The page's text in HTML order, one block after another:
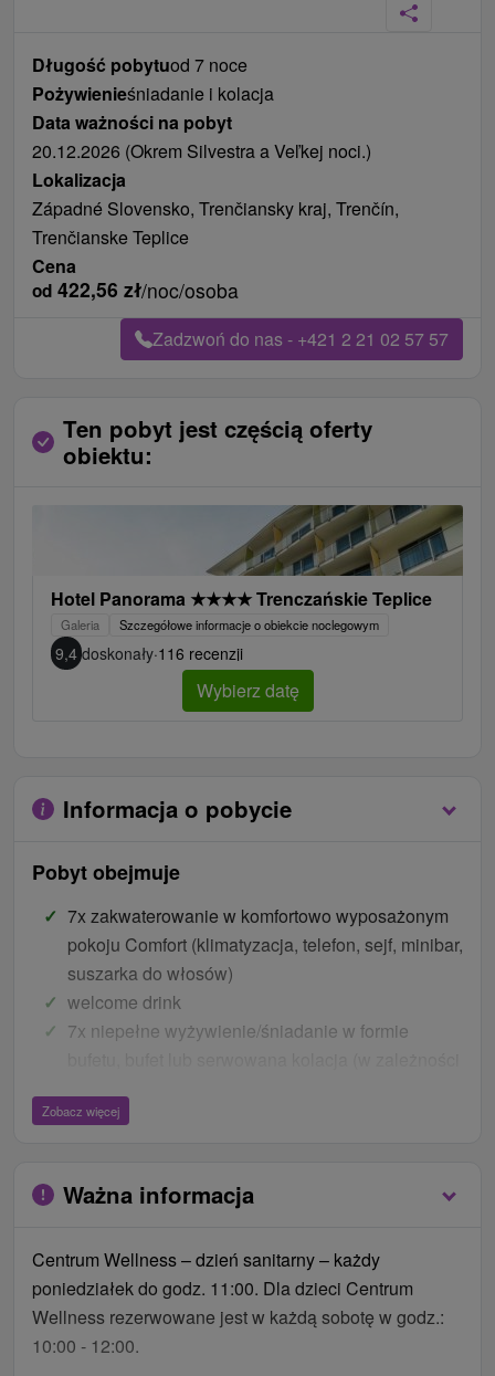
Długość pobytuod 7 noce
Pożywienieśniadanie i kolacja
Data ważności na pobyt
20.12.2026 (Okrem Silvestra a Veľkej noci.)
Lokalizacja
Západné Slovensko, Trenčiansky kraj, Trenčín,
Trenčianske Teplice
Cena
od 422,56 zł/noc/osoba
Zadzwoń do nas - +421 2 21 02 57 57
Ten pobyt jest częścią oferty
obiektu:
Hotel Panorama ★★★★Trenczańskie Teplice
Galeria Szczegółowe informacje o obiekcie noclegowym
9,4 doskonały·116 recenzji
Wybierz datę
Informacja o pobycie
Pobyt obejmuje
7x zakwaterowanie w komfortowo wyposażonym
pokoju Comfort (klimatyzacja, telefon, sejf, minibar,
suszarka do włosów)
welcome drink
7x niepełne wyżywienie/śniadanie w formie
1x klasyczny masaż częściowy (20 min.)
1x kąpiel z hydromasażem (20 min.)
3x tlenoterapia (40 min.)
nieograniczony wstęp na bazen
nieograniczony dostęp do centrum fitness
wejście do świata saun
Zobacz więcej
Ważna informacja
Centrum Wellness – dzień sanitarny – każdy
poniedziałek do godz. 11:00. Dla dzieci Centrum
Wellness rezerwowane jest w każdą sobotę w godz.:
10:00 - 12:00.